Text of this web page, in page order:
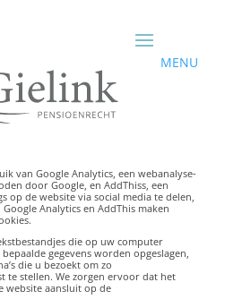
van Google Analytics, een webanalyse-
door Google, en AddThiss, een
op de website via social media te delen,
Analytics en AddThis maken
die op uw computer
gegevens worden opgeslagen,
die u bezoekt om zo
te stellen. We zorgen ervoor dat het
website aansluit op de